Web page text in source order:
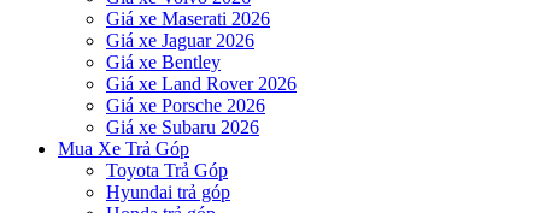
Giá xe Maserati 2026
Giá xe Jaguar 2026
Giá xe Bentley
Giá xe Land Rover 2026
Giá xe Porsche 2026
Giá xe Subaru 2026
Mua Xe Trả Góp
Toyota Trả Góp
Hyundai trả góp